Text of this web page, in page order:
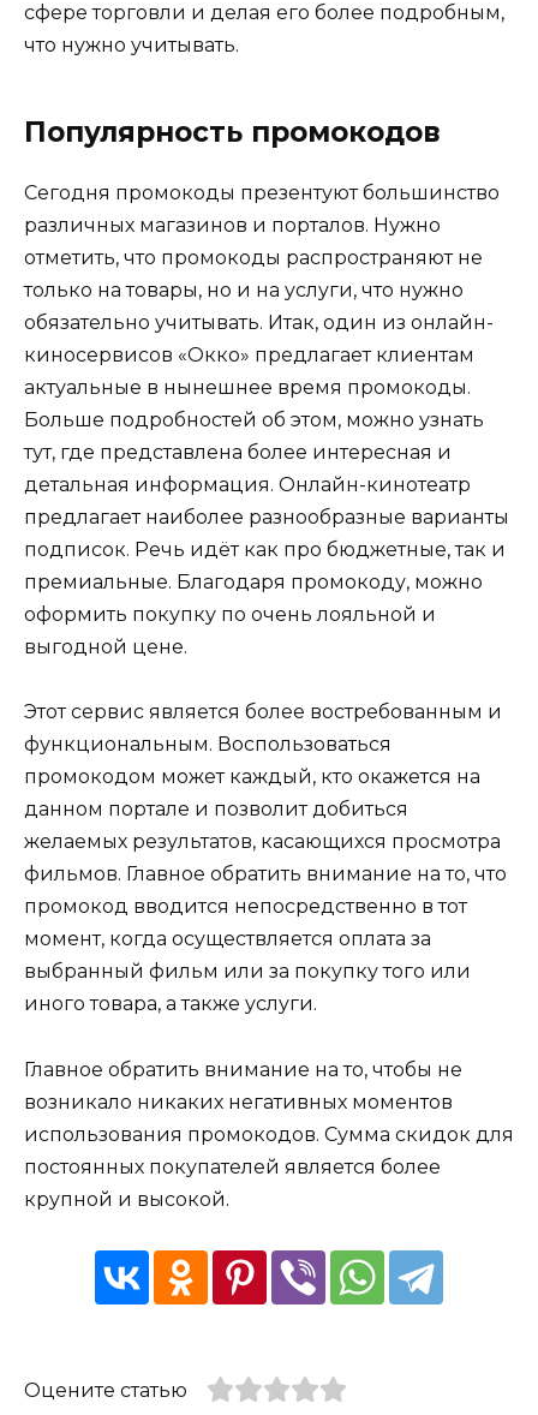
сфере торговли и делая его более подробным,
что нужно учитывать.
Популярность промокодов
Сегодня промокоды презентуют большинство
различных магазинов и порталов. Нужно
отметить, что промокоды распространяют не
только на товары, но и на услуги, что нужно
обязательно учитывать. Итак, один из онлайн-
киносервисов «Окко» предлагает клиентам
актуальные в нынешнее время промокоды.
Больше подробностей об этом, можно узнать
тут, где представлена более интересная и
детальная информация. Онлайн-кинотеатр
предлагает наиболее разнообразные варианты
подписок. Речь идёт как про бюджетные, так и
премиальные. Благодаря промокоду, можно
оформить покупку по очень лояльной и
выгодной цене.
Этот сервис является более востребованным и
функциональным. Воспользоваться
промокодом может каждый, кто окажется на
данном портале и позволит добиться
желаемых результатов, касающихся просмотра
фильмов. Главное обратить внимание на то, что
промокод вводится непосредственно в тот
момент, когда осуществляется оплата за
выбранный фильм или за покупку того или
иного товара, а также услуги.
Главное обратить внимание на то, чтобы не
возникало никаких негативных моментов
использования промокодов. Сумма скидок для
постоянных покупателей является более
крупной и высокой.
Оцените статью